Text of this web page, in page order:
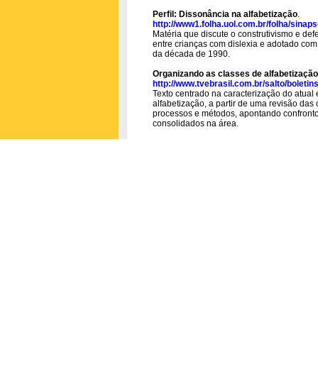
Perfil: Dissonância na alfabetização.
http://www1.folha.uol.com.br/folha/
Matéria que discute o construtivismo e
entre crianças com dislexia e adotado
da década de 1990.
Organizando as classes de
http://www.tvebrasil.com.br/salto/
Texto centrado na caracterização do
alfabetização, a partir de uma revisão
processos e métodos, apontando
consolidados na área.